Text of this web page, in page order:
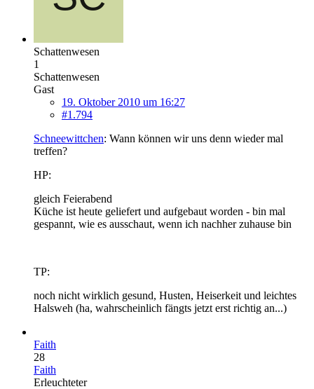
Schattenwesen
1
Schattenwesen
Gast
19. Oktober 2010 um 16:27
#1.794
Schneewittchen: Wann können wir uns denn wieder mal
treffen?
HP:
gleich Feierabend
Küche ist heute geliefert und aufgebaut worden - bin mal
gespannt, wie es ausschaut, wenn ich nachher zuhause bin
TP:
noch nicht wirklich gesund, Husten, Heiserkeit und leichtes
Halsweh (ha, wahrscheinlich fängts jetzt erst richtig an...)
Faith
28
Faith
Erleuchteter